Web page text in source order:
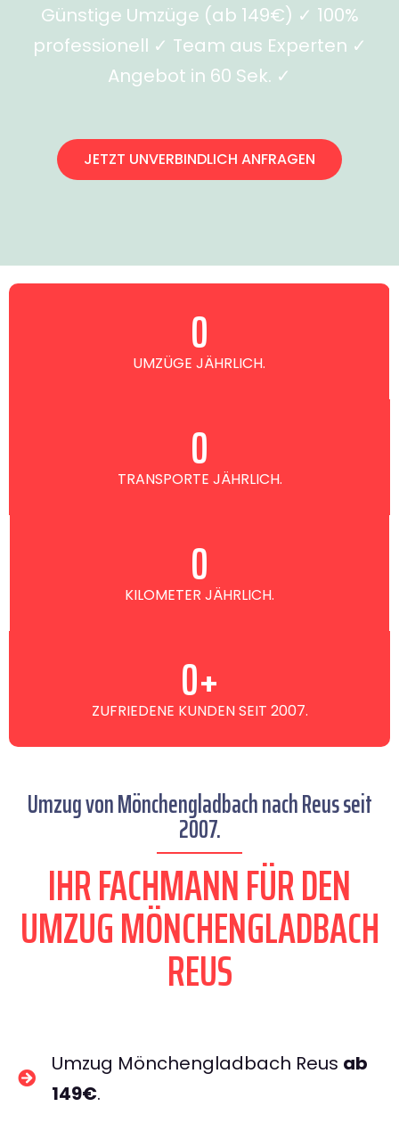
Günstige Umzüge (ab 149€) ✓ 100%
professionell ✓ Team aus Experten ✓
Angebot in 60 Sek. ✓
JETZT UNVERBINDLICH ANFRAGEN
UMZÜGE JÄHRLICH.
0
TRANSPORTE JÄHRLICH.
0
KILOMETER JÄHRLICH.
0
ZUFRIEDENE KUNDEN SEIT 2007.
0+
Umzug von Mönchengladbach nach Reus seit
2007.
IHR FACHMANN FÜR DEN
UMZUG MÖNCHENGLADBACH
REUS
Umzug Mönchengladbach Reus ab
149€.